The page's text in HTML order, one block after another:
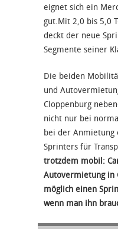
eignet sich ein
gut.Mit 2,0 bis 5,0
deckt der neue
Segmente seiner
Die beiden
und
Cloppenburg
nicht nur bei
bei der Anmietung
Sprinters für
trotzdem mobil:
Autovermietung in
möglich einen
wenn man ihn